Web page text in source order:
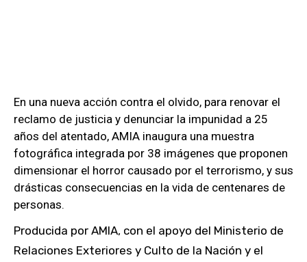
En una nueva acción contra el olvido, para renovar el
reclamo de justicia y denunciar la impunidad a 25
años del atentado, AMIA inaugura una muestra
fotográfica integrada por 38 imágenes que proponen
dimensionar el horror causado por el terrorismo, y sus
drásticas consecuencias en la vida de centenares de
personas.
Producida por AMIA, con el apoyo del Ministerio de
Relaciones Exteriores y Culto de la Nación y el